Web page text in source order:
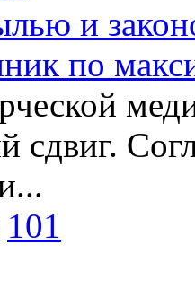
и
по
сдвиг.
101